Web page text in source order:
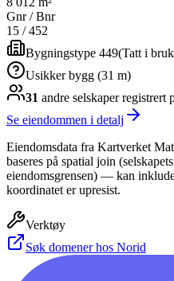
Gnr / Bnr
15 /452
Bygningstype 449(Tatt i bruk
Usikker bygg (31 m)
31 andre selskaperregistrert
Se eiendommen i detalj
Eiendomsdata fra Kartverket
baseres på spatial join
eiendomsgrensen) — kan
koordinatet er upresist.
Verktøy
Søk domener hos Norid